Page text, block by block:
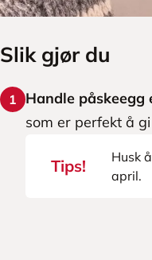
Slik gjør du
1 Handle påskeegg
som er perfekt å
Tips!
Husk
april.